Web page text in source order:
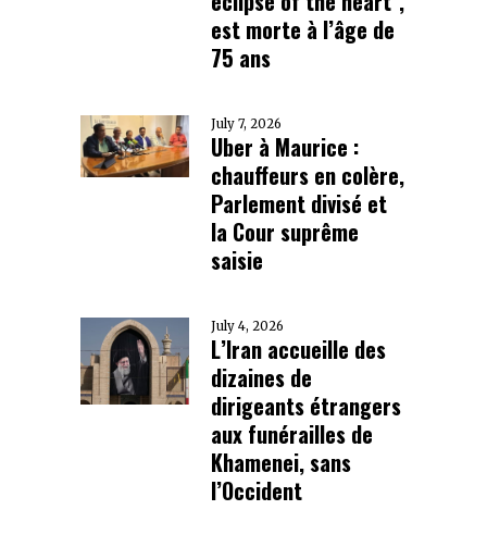
est morte à l’âge de
75 ans
July 7, 2026
Uber à Maurice :
chauffeurs en colère,
Parlement divisé et
la Cour suprême
saisie
July 4, 2026
L’Iran accueille des
dizaines de
dirigeants étrangers
aux funérailles de
Khamenei, sans
l’Occident